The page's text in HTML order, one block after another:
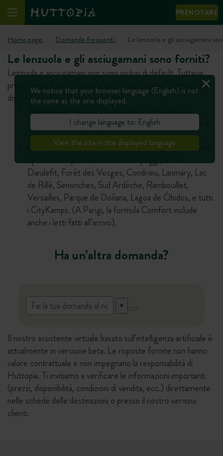
PRENOTARE
Home page Domande frequenti Le lenzuola e gli asciugamani
Le lenzuola e gli asciugamani sono forniti?
Lenzuola e asciugamani non sono inclusi di default. Tuttavia,
proponiamo diverse formule tariffarie. Queste formule sono
disponibili a seconda del campeggio.
Senza lenzuola né asciugamani.
Disponibile su tutti i nostri siti (ad eccezione di Parque
de Doñana e CityKamps).
Formula Comfort:Con lenzuola e asciugamani. Questa
opzione è disponibile in alcuni campeggi, tra cui
Dieulefit, Forêt des Vosges, Condrieu, Lanmary, Lac
de Rillé, Senonches, Sud Ardèche, Rambouillet,
Versailles, Parque de Doñana, Lagoa de Óbidos, e tutti
i CityKamps. (A Parigi, la formula Comfort include
anche i letti fatti all’arrivo).
Ha un’altra domanda?
Il nostro assistente virtuale basato sull'intelligenza artificiale è
attualmente in versione beta. Le risposte fornite non hanno
valore contrattuale e non impegnano la responsabilità di
Huttopia. Ti invitiamo a verificare le informazioni importanti
(prezzi, disponibilità, condizioni di vendita, ecc.) direttamente
nelle schede delle destinazioni o presso il nostro servizio
clienti.
We notice that your browser language (English) is not
the same as the one displayed.
I change language to: English
View the site in the displayed language